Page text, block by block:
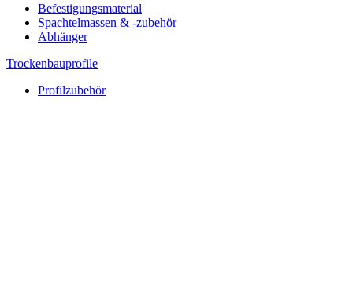
Befestigungsmaterial
Spachtelmassen & -zubehör
Abhänger
Trockenbauprofile
Profilzubehör